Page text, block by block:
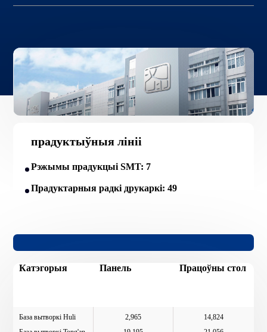
прадуктыўныя лініі
Рэжымы прадукцыі SMT: 7
Прадуктарныя радкі друкаркі: 49
Катэгорыя
База вытворкі Huli
Панель
2,965
Працоўны стол
14,824